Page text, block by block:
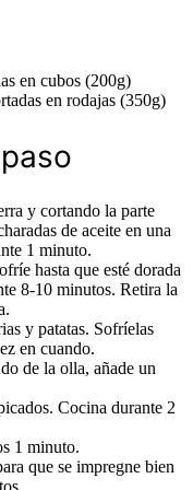
en cubos (200g)
en rodajas (350g)
y cortando la parte
de aceite en una
1 minuto.
hasta que esté dorada
8-10 minutos. Retira la
y patatas. Sofríelas
en cuando.
de la olla, añade un
Cocina durante 2
1 minuto.
que se impregne bien